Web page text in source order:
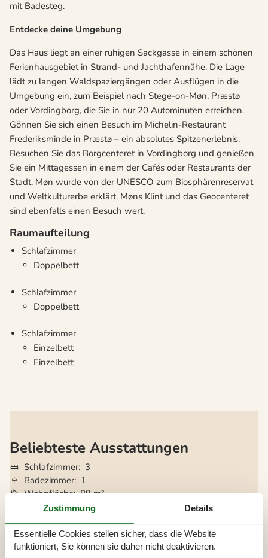
mit Badesteg.
Entdecke deine Umgebung
Das Haus liegt an einer ruhigen Sackgasse in einem schönen
Ferienhausgebiet in Strand- und Jachthafennähe. Die Lage
lädt zu langen Waldspaziergängen oder Ausflügen in die
Umgebung ein, zum Beispiel nach Stege-on-Møn, Præstø
oder Vordingborg, die Sie in nur 20 Autominuten erreichen.
Gönnen Sie sich einen Besuch im Michelin-Restaurant
Frederiksminde in Præstø – ein absolutes Spitzenerlebnis.
Besuchen Sie das Borgcenteret in Vordingborg und genießen
Sie ein Mittagessen in einem der Cafés oder Restaurants der
Stadt. Møn wurde von der UNESCO zum Biosphärenreservat
und Weltkulturerbe erklärt. Møns Klint und das Geocenteret
sind ebenfalls einen Besuch wert.
Raumaufteilung
Schlafzimmer
Doppelbett
Schlafzimmer
Doppelbett
Schlafzimmer
Einzelbett
Einzelbett
Beliebteste Ausstattungen
Schlafzimmer 3
Badezimmer 1
Wohnfläche 89 m²
Grundstück 1.197 m²
Kurzurlaub möglich Ja
Entfernung Wasser 250 m
Zustimmung Details
Essentielle Cookies stellen sicher, dass die Website
funktioniert, Sie können sie daher nicht deaktivieren.